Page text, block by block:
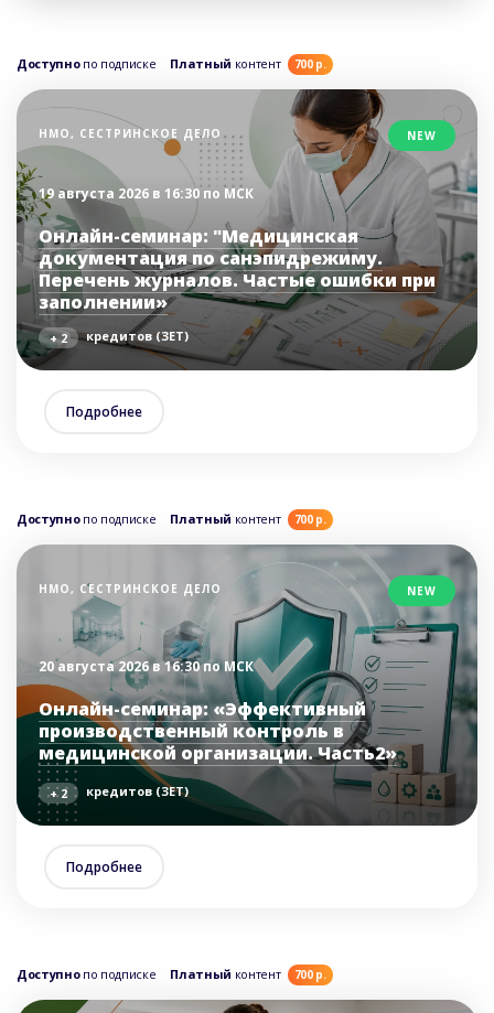
Доступнопо подписке Платный контент 700 р.
НМО, СЕСТРИНСКОЕ ДЕЛО NEW
19 августа 2026 в 16:30 по МСК
Онлайн-семинар: "Медицинская
документация по санэпидрежиму.
Перечень журналов. Частые ошибки при
заполнении»
+ 2 кредитов (ЗЕТ)
Подробнее
Доступнопо подписке Платный контент 700 р.
НМО, СЕСТРИНСКОЕ ДЕЛО NEW
20 августа 2026 в 16:30 по МСК
Онлайн-семинар: «Эффективный
производственный контроль в
медицинской организации. Часть2»
+ 2 кредитов (ЗЕТ)
Подробнее
Доступнопо подписке Платный контент 700 р.